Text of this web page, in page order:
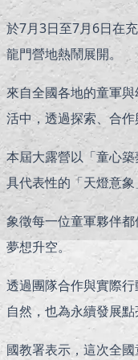
於7月3日至7月6日在
龍門營地熱鬧展開。
來自全國各地的童軍
活中，透過探索、合作
本屆大露營以「童心
具代表性的「天燈意
象徵每一位童軍夥伴
夢想升空。
透過團隊合作與實際
自然，也為永續發展點
國教署表示，這次全